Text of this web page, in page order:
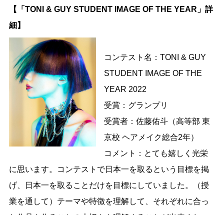
【「TONI & GUY STUDENT IMAGE OF THE YEAR」詳
細】
コンテスト名：TONI & GUY
STUDENT IMAGE OF THE
YEAR 2022
受賞：グランプリ
受賞者：佐藤佑斗（高等部 東
京校 ヘアメイク総合2年）
コメント：とても嬉しく光栄
に思います。コンテストで日本一を取るという目標を掲
げ、日本一を取ることだけを目標にしていました。（授
業を通して）テーマや特徴を理解して、それぞれに合っ